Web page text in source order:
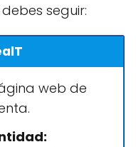
seguir:
web de